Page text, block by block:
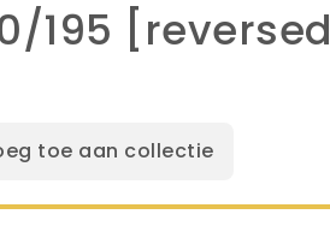
195 [reversed
toe aan collectie